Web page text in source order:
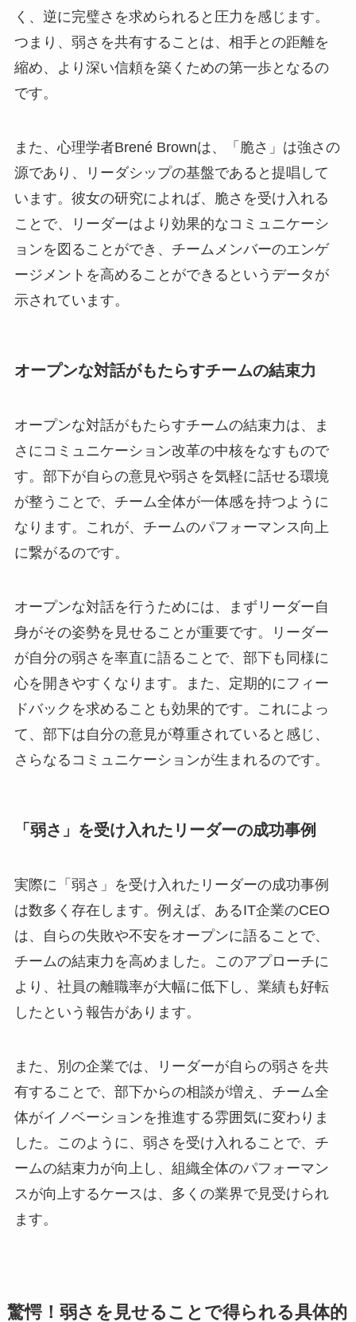
く、逆に完璧さを求められると圧力を感じます。
つまり、弱さを共有することは、相手との距離を
縮め、より深い信頼を築くための第一歩となるの
です。
また、心理学者Brené Brownは、「脆さ」は強さの
源であり、リーダシップの基盤であると提唱して
います。彼女の研究によれば、脆さを受け入れる
ことで、リーダーはより効果的なコミュニケーシ
ョンを図ることができ、チームメンバーのエンゲ
ージメントを高めることができるというデータが
示されています。
オープンな対話がもたらすチームの結束力
オープンな対話がもたらすチームの結束力は、ま
さにコミュニケーション改革の中核をなすもので
す。部下が自らの意見や弱さを気軽に話せる環境
が整うことで、チーム全体が一体感を持つように
なります。これが、チームのパフォーマンス向上
に繋がるのです。
オープンな対話を行うためには、まずリーダー自
身がその姿勢を見せることが重要です。リーダー
が自分の弱さを率直に語ることで、部下も同様に
心を開きやすくなります。また、定期的にフィー
ドバックを求めることも効果的です。これによっ
て、部下は自分の意見が尊重されていると感じ、
さらなるコミュニケーションが生まれるのです。
「弱さ」を受け入れたリーダーの成功事例
実際に「弱さ」を受け入れたリーダーの成功事例
は数多く存在します。例えば、あるIT企業のCEO
は、自らの失敗や不安をオープンに語ることで、
チームの結束力を高めました。このアプローチに
より、社員の離職率が大幅に低下し、業績も好転
したという報告があります。
また、別の企業では、リーダーが自らの弱さを共
有することで、部下からの相談が増え、チーム全
体がイノベーションを推進する雰囲気に変わりま
した。このように、弱さを受け入れることで、チ
ームの結束力が向上し、組織全体のパフォーマン
スが向上するケースは、多くの業界で見受けられ
ます。
驚愕！弱さを見せることで得られる具体的